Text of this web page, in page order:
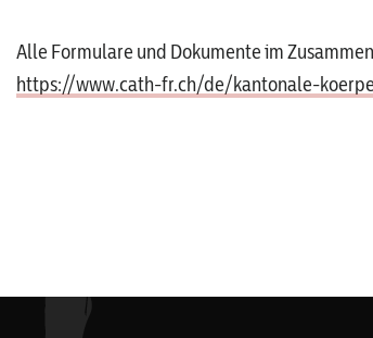
Alle Formulare und Dokumente im
https://www.cath-fr.ch/de/kantonale-